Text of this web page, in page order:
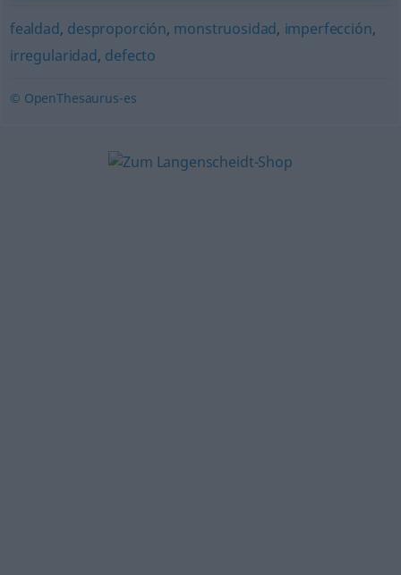
fealdad, desproporción, monstruosidad, imperfección,
irregularidad, defecto
© OpenThesaurus-es